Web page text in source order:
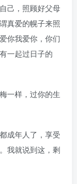
己，照顾好父母
真爱的幌子来照
你我爱你，你们
一起过日子的
一样，过你的生
成年人了，享受
我就说到这，剩